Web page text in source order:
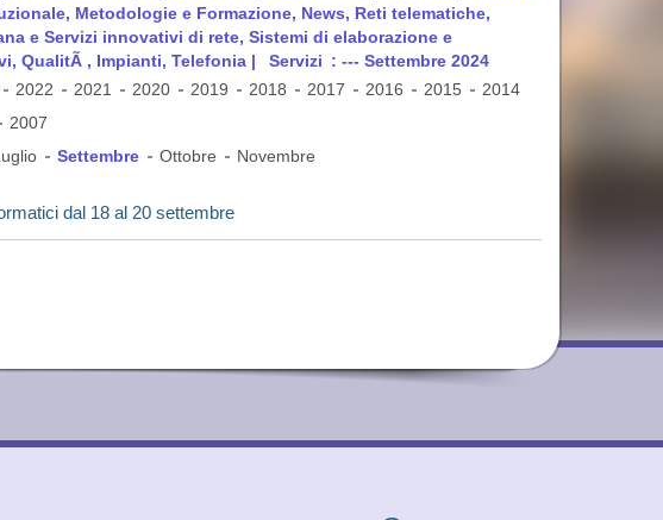
Metodologie e Formazione, News, Reti telematiche,
e Servizi innovativi di rete, Sistemi di elaborazione e
QualitÃ , Impianti, Telefonia |
Servizi : --- Settembre 2024
2022 2021 2020 2019 2018 2017 2016 2015
2014
2007
Settembre Ottobre Novembre
dal 18 al 20 settembre